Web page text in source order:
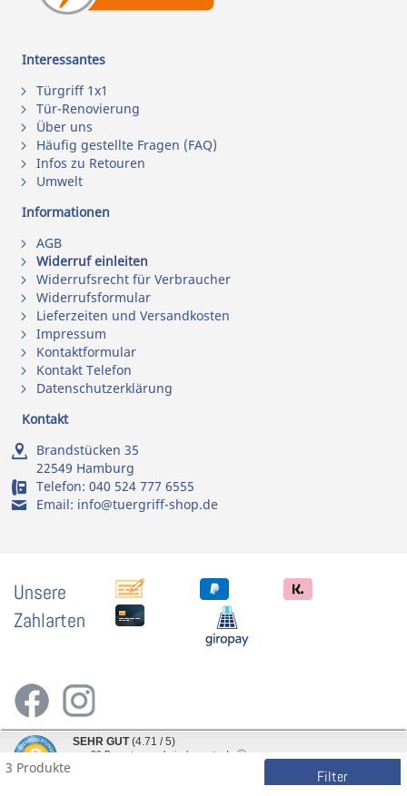
3 Produkte Filter
Interessantes
Türgriff 1x1
Tür-Renovierung
Über uns
Häufig gestellte Fragen (FAQ)
Infos zu Retouren
Umwelt
Informationen
AGB
Widerruf einleiten
Widerrufsrecht für Verbraucher
Widerrufsformular
Lieferzeiten und Versandkosten
Impressum
Kontaktformular
Kontakt Telefon
Datenschutzerklärung
Kontakt
Brandstücken 35
22549 Hamburg
Telefon: 040 524 777 6555
Email: info@tuergriff-shop.de
Unsere
Zahlarten
Preisangaben inkl. gesetzl. MwSt. und zzgl. Service- und Versandkosten
SEHR GUT (4.71 / 5)
30 Bewertungen bei: shopvote.de ⓘ